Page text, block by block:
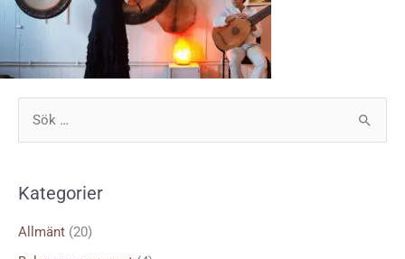
e
f
t
Kategorier
Allmänt (20)